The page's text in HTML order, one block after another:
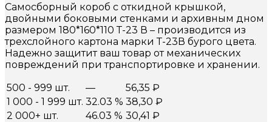
Самосборный короб с откидной крышкой,
двойными боковыми стенками и архивным дном
размером 180*160*110 Т-23 В – производится из
трехслойного картона марки Т-23В бурого цвета.
Надежно защитит ваш товар от механических
повреждений при транспортировке и хранении.
500 - 999 шт.
— 56,35 ₽
1 000 - 1 999 шт. 32.03 % 38,30 ₽
2 000+ шт.
46.03 % 30,41 ₽